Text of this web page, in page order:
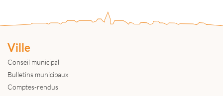
Ville
Conseil municipal
Bulletins municipaux
Comptes-rendus